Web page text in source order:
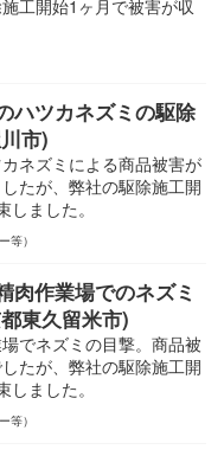
工開始1ヶ月で被害が収
ハツカネズミの駆除
市)
ネズミによる商品被害が
たが、弊社の駆除施工開
ました。
等）
肉作業場でのネズミ
東久留米市)
でネズミの目撃。商品被
たが、弊社の駆除施工開
ました。
等）